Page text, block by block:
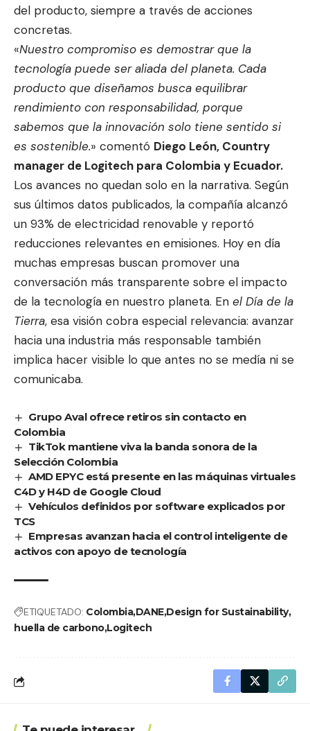
del producto, siempre a través de acciones
concretas.
«Nuestro compromiso es demostrar que la
tecnología puede ser aliada del planeta. Cada
producto que diseñamos busca equilibrar
rendimiento con responsabilidad, porque
sabemos que la innovación solo tiene sentido si
es sostenible.» comentó Diego León, Country
manager de Logitech para Colombia y Ecuador.
Los avances no quedan solo en la narrativa. Según
sus últimos datos publicados, la compañía alcanzó
un 93% de electricidad renovable y reportó
reducciones relevantes en emisiones. Hoy en día
muchas empresas buscan promover una
conversación más transparente sobre el impacto
de la tecnología en nuestro planeta. En el Día de la
Tierra, esa visión cobra especial relevancia: avanzar
hacia una industria más responsable también
implica hacer visible lo que antes no se medía ni se
comunicaba.
Grupo Aval ofrece retiros sin contacto en
Colombia
TikTok mantiene viva la banda sonora de la
Selección Colombia
AMD EPYC está presente en las máquinas virtuales
C4D y H4D de Google Cloud
Vehículos definidos por software explicados por
TCS
Empresas avanzan hacia el control inteligente de
activos con apoyo de tecnología
ETIQUETADO: ColombiaDANEDesign for Sustainability
huella de carbonoLogitech